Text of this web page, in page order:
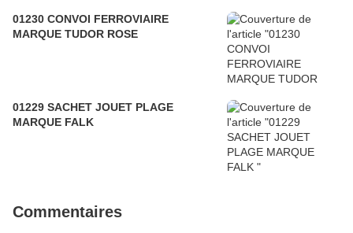
01230 CONVOI FERROVIAIRE
MARQUE TUDOR ROSE
01229 SACHET JOUET PLAGE
MARQUE FALK
Commentaires